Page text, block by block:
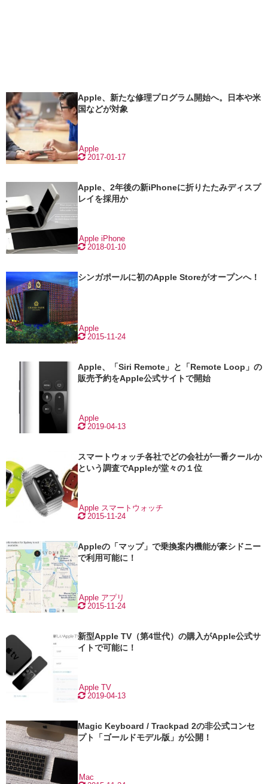
Apple、新たな修理プログラム開始へ。日本や米
国などが対象
2017-01-17
Apple
Apple、2年後の新iPhoneに折りたたみディスプ
レイを採用か
2018-01-10
Apple iPhone
シンガポールに初のApple Storeがオープンへ！
2015-11-24
Apple
Apple、「Siri Remote」と「Remote Loop」の
販売予約をApple公式サイトで開始
2019-04-13
Apple
スマートウォッチ各社でどの会社が一番クールか
という調査でAppleが堂々の１位
2015-11-24
Apple スマートウォッチ
Appleの「マップ」で乗換案内機能が豪シドニー
で利用可能に！
2015-11-24
Apple アプリ
新型Apple TV（第4世代）の購入がApple公式サ
イトで可能に！
2019-04-13
Apple TV
Magic Keyboard / Trackpad 2の非公式コンセ
プト「ゴールドモデル版」が公開！
Mac